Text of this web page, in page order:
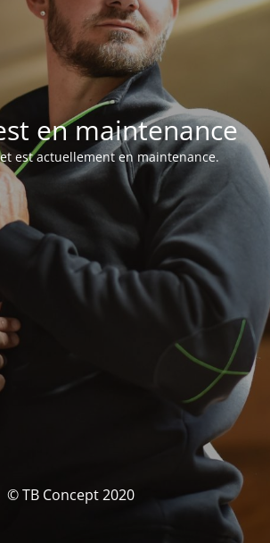
en maintenance
est actuellement en maintenance.
© TB Concept 2020